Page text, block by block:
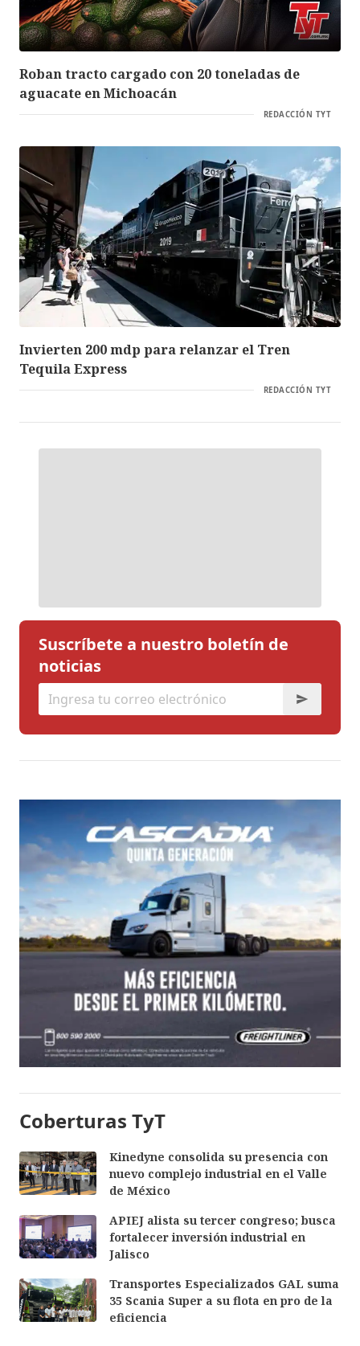
Roban tracto cargado con 20 toneladas de
aguacate en Michoacán
REDACCIÓN TYT
Invierten 200 mdp para relanzar el Tren
Tequila Express
REDACCIÓN TYT
Suscríbete a nuestro boletín de
noticias
Coberturas TyT
Kinedyne consolida su presencia con
nuevo complejo industrial en el Valle
de México
APIEJ alista su tercer congreso; busca
fortalecer inversión industrial en
Jalisco
Transportes Especializados GAL suma
35 Scania Super a su flota en pro de la
eficiencia